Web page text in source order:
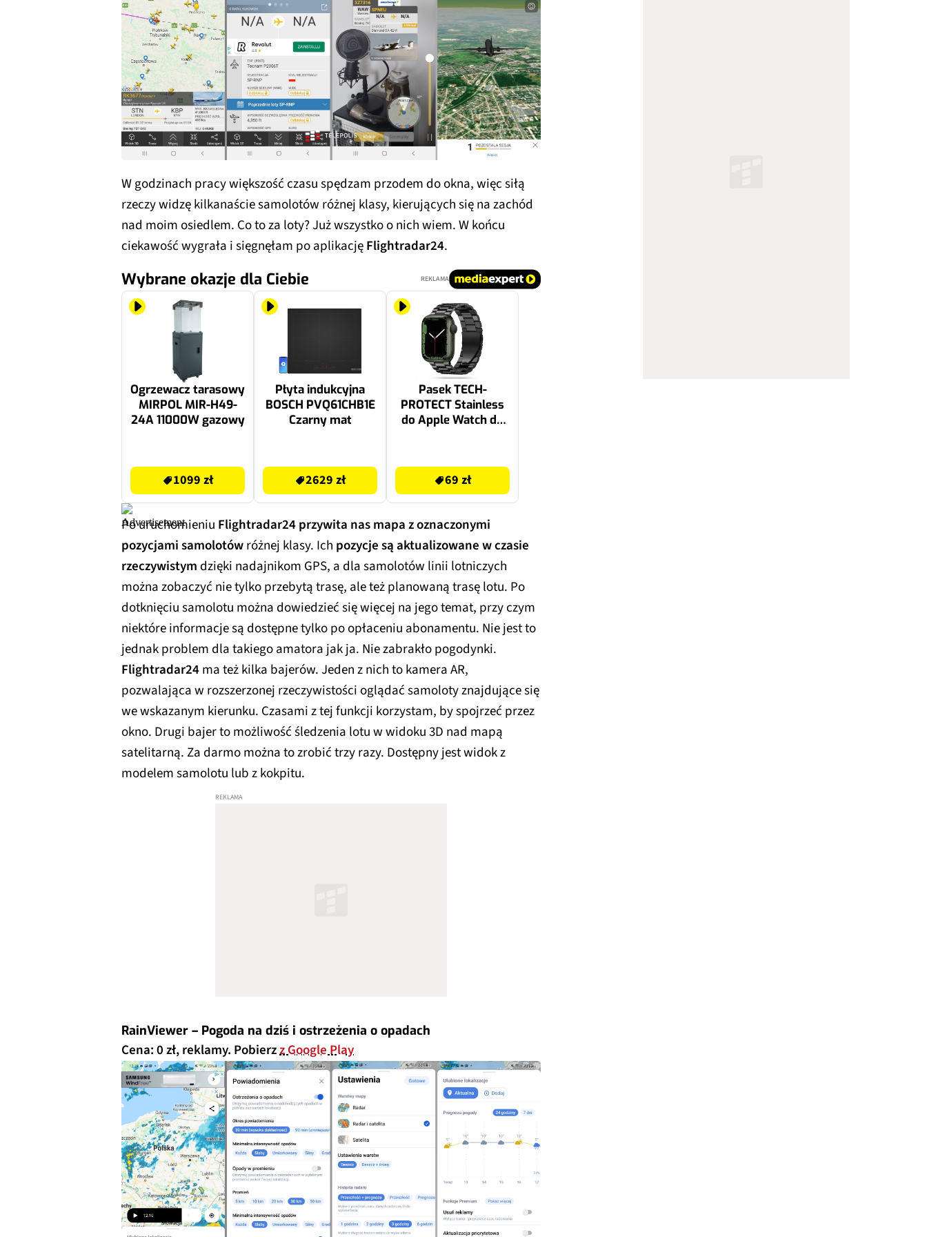
W godzinach pracy większość czasu spędzam przodem do okna, więc siłą
rzeczy widzę kilkanaście samolotów różnej klasy, kierujących się na zachód
nad moim osiedlem. Co to za loty? Już wszystko o nich wiem. W końcu
ciekawość wygrała i sięgnęłam po aplikacjęFlightradar24.
Wybrane okazje dla Ciebie REKLAMA
Ogrzewacz tarasowy
MIRPOL MIR-H49-
24A 11000W gazowy
1099 zł
Płyta indukcyjna
BOSCH PVQ61CHB1E
Czarny mat
2629 zł
Pasek TECH-
PROTECT Stainless
do Apple Watch do
Czarny
69 zł
Po uruchomieniu Flightradar24 przywita nas mapa z oznaczonymi
pozycjami samolotówróżnej klasy. Ich pozycje są aktualizowane w czasie
rzeczywistym dzięki nadajnikom GPS, a dla samolotów linii lotniczych
można zobaczyć nie tylko przebytą trasę, ale też planowaną trasę lotu. Po
dotknięciu samolotu można dowiedzieć się więcej na jego temat, przy czym
niektóre informacje są dostępne tylko po opłaceniu abonamentu. Nie jest to
jednak problem dla takiego amatora jak ja. Nie zabrakło pogodynki.
Flightradar24ma też kilka bajerów. Jeden z nich to kamera AR,
pozwalająca w rozszerzonej rzeczywistości oglądać samoloty znajdujące się
we wskazanym kierunku. Czasami z tej funkcji korzystam, by spojrzeć przez
okno. Drugi bajer to możliwość śledzenia lotu w widoku 3D nad mapą
satelitarną. Za darmo można to zrobić trzy razy. Dostępny jest widok z
modelem samolotu lub z kokpitu.
RainViewer – Pogoda na dziś i ostrzeżenia o opadach
Cena: 0 zł, reklamy. Pobierzz Google Play